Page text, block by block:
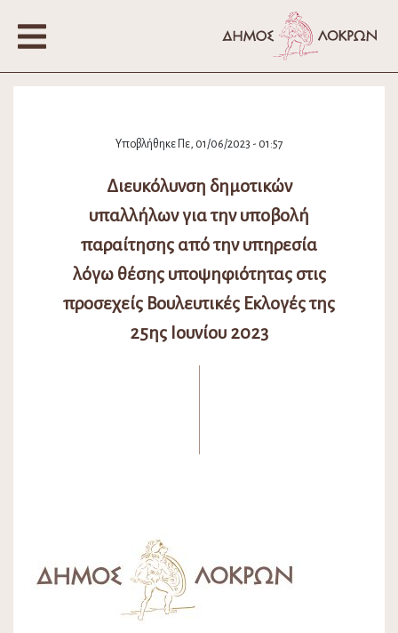
Υποβλήθηκε Πε, 01/06/2023 - 01:57
Διευκόλυνση δημοτικών
υπαλλήλων για την υποβολή
παραίτησης από την υπηρεσία
λόγω θέσης υποψηφιότητας στις
προσεχείς Βουλευτικές Εκλογές της
25ης Ιουνίου 2023